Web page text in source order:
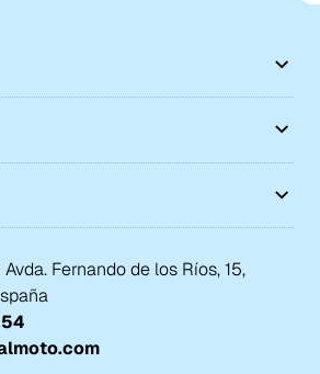
Fernando de los Ríos, 15,